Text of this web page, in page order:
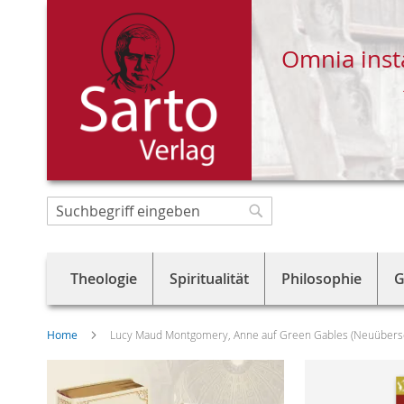
Direkt
zum
Omnia
Suche
Theologie Spiritualität Philosophie
Home Lucy Maud Montgomery, Anne auf Green Gables